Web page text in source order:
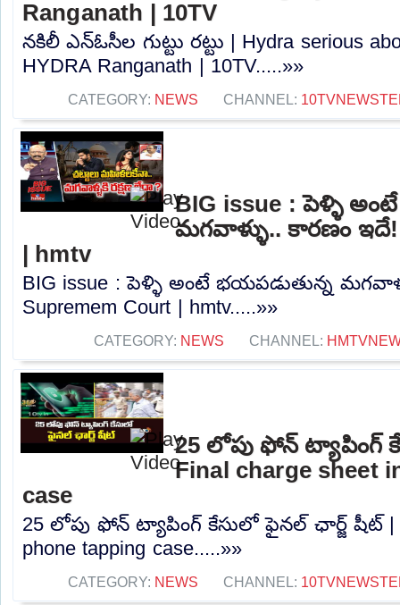
Ranganath | 10TV
నకిలీ ఎన్ఓసీల గుట్టు రట్టు | Hydra serious
HYDRA Ranganath | 10TV.....»»
CATEGORY: NEWS CHANNEL:
BIG issue : పెళ్ళి
మగవాళ్ళు.. కారణం ఇదే!
| hmtv
BIG issue : పెళ్ళి అంటే భయపడుతున్న
Supremem Court | hmtv.....»»
CATEGORY: NEWS CHANNEL:
25 లోపు ఫోన్ ట్యాపింగ్
Final charge sheet
case
25 లోపు ఫోన్ ట్యాపింగ్ కేసులో ఫైనల్ ఛార్జ్ షీట్ |
phone tapping case.....»»
CATEGORY: NEWS CHANNEL: